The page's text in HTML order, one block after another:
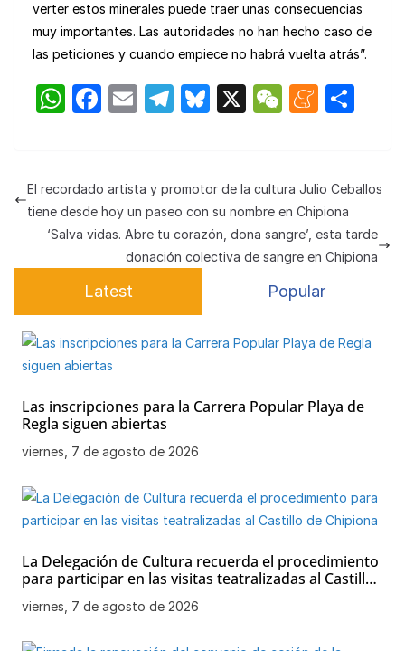
verter estos minerales puede traer unas consecuencias
muy importantes. Las autoridades no han hecho caso de
las peticiones y cuando empiece no habrá vuelta atrás”.
W
s
A
p
p
F
e
b
o
o
k
E
T
gr
a
m
Bl
s
k
y
X
W
h
at
M
e
a
m
e
p
tir
El recordado artista y promotor de la cultura Julio Ceballos
tiene desde hoy un paseo con su nombre en Chipiona
‘Salva vidas. Abre tu corazón, dona sangre’, esta tarde
donación colectiva de sangre en Chipiona
Latest Popular
Las inscripciones para la Carrera Popular Playa de
Regla siguen abiertas
viernes, 7 de agosto de 2026
La Delegación de Cultura recuerda el procedimiento
para participar en las visitas teatralizadas al Castillo
de Chipiona
viernes, 7 de agosto de 2026